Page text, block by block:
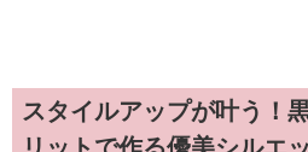
スタイルアップが叶う！